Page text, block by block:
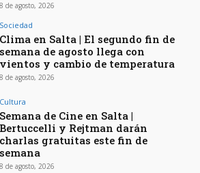
8 de agosto, 2026
Sociedad
Clima en Salta | El segundo fin de
semana de agosto llega con
vientos y cambio de temperatura
8 de agosto, 2026
Cultura
Semana de Cine en Salta |
Bertuccelli y Rejtman darán
charlas gratuitas este fin de
semana
8 de agosto, 2026